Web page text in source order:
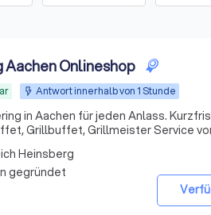
Aachen Onlineshop
Antwort innerhalb von 1 Stunde
in Aachen für jeden Anlass.
Grillbuffet, Grillmeister Service
Heinsberg
gegründet